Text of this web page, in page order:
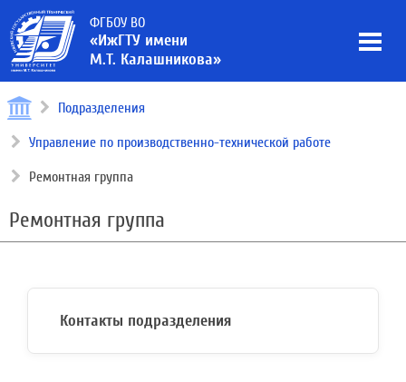
ФГБОУ ВО
«ИжГТУ имени
М.Т. Калашникова»
Подразделения
Управление по производственно-технической работе
Ремонтная группа
Ремонтная группа
Контакты подразделения